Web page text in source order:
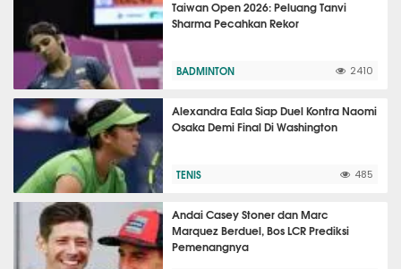
Taiwan Open 2026: Peluang Tanvi
Sharma Pecahkan Rekor
BADMINTON 2410
Alexandra Eala Siap Duel Kontra Naomi
Osaka Demi Final Di Washington
TENIS 485
Andai Casey Stoner dan Marc
Marquez Berduel, Bos LCR Prediksi
Pemenangnya